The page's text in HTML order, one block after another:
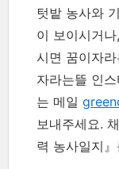
텃밭 농사와
이 보이시거
시면 꿈이자
자라는뜰 인
는 메일
보내주세요.
력 농사일지